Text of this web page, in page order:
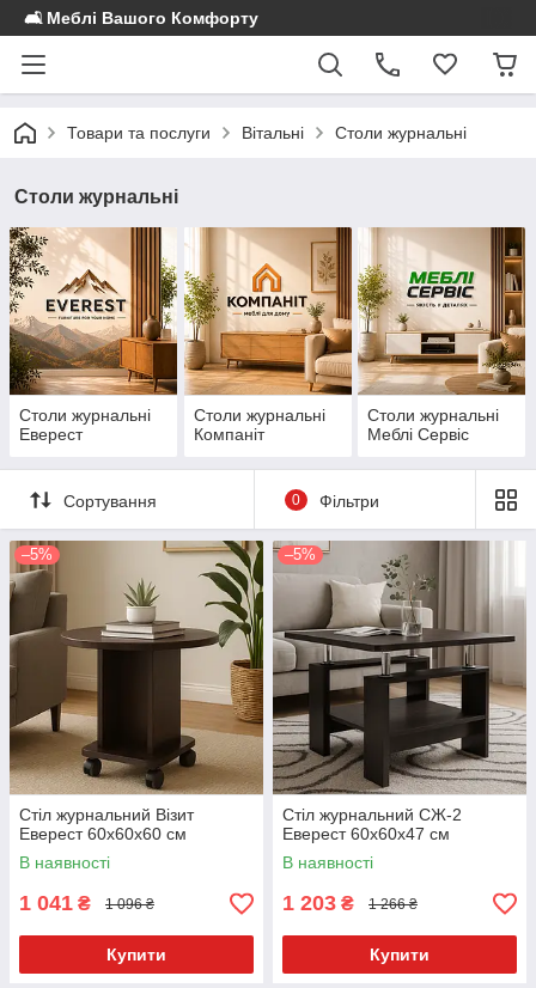
🛋️ Меблі Вашого Комфорту
Товари та послуги Вітальні Столи журнальні
Столи журнальні
Столи журнальні
Еверест
Столи журнальні
Компаніт
Столи журнальні
Меблі Сервіс
Сортування 0 Фільтри
–5%
Стіл журнальний Візит
Еверест 60x60x60 см
В наявності
1 041 ₴ 1 096 ₴
Купити
–5%
Стіл журнальний СЖ-2
Еверест 60x60х47 см
В наявності
1 203 ₴ 1 266 ₴
Купити